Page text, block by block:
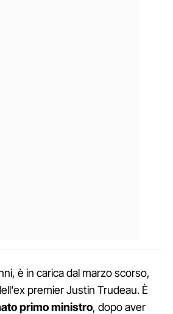
è in carica dal marzo scorso,
premier Justin Trudeau. È
primo ministro, dopo aver